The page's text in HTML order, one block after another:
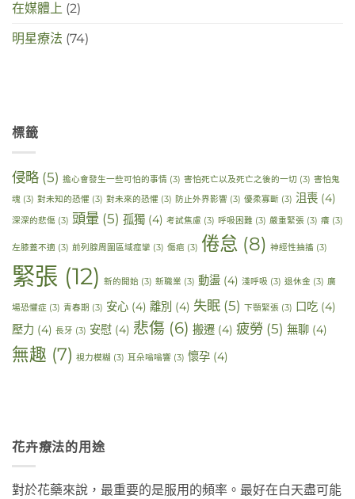
在媒體上 (2)
明星療法 (74)
標籤
侵略 (5) 擔心會發生一些可怕的事情 (3) 害怕死亡以及死亡之後的一切 (3) 害怕鬼
魂 (3) 對未知的恐懼 (3) 對未來的恐懼 (3) 防止外界影響 (3) 優柔寡斷 (3) 沮喪 (4)
深深的悲傷 (3) 頭暈 (5) 孤獨 (4) 考試焦慮 (3) 呼吸困難 (3) 嚴重緊張 (3) 癢 (3)
左膝蓋不適 (3) 前列腺周圍區域痙攣 (3) 傷疤 (3) 倦怠 (8) 神經性抽搐 (3)
緊張 (12) 新的開始 (3) 新職業 (3) 動盪 (4) 淺呼吸 (3) 退休金 (3) 廣
場恐懼症 (3) 青春期 (3) 安心 (4) 離別 (4) 失眠 (5) 下顎緊張 (3) 口吃 (4)
壓力 (4) 長牙 (3) 安慰 (4) 悲傷 (6) 搬遷 (4) 疲勞 (5) 無聊 (4)
無趣 (7) 視力模糊 (3) 耳朵嗡嗡響 (3) 懷孕 (4)
花卉療法的用途
對於花藥來說，最重要的是服用的頻率。最好在白天盡可能